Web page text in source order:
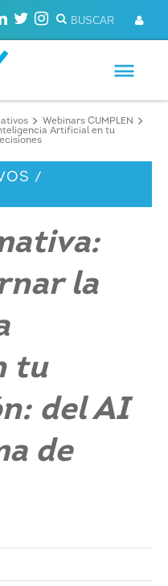
Webinars CUMPLEN
Artificial en tu
/
la
tu
del AI
de